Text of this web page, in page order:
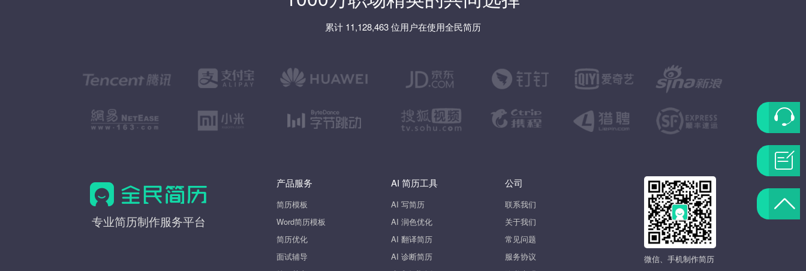
累计 11,128,463 位用户在使用全民简历
全
专业简历制作服务平台
产品服务
简历模板
Word简历模板
简历优化
面试辅导
AI 简历工具
AI 写简历
AI 润色优化
AI 翻译简历
AI 诊断简历
公司
联系我们
关于我们
常见问题
服务协议
微信、手机制作简历
联
系
客
服
题
反
返